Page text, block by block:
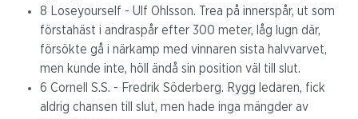
8 Loseyourself - Ulf Ohlsson. Trea på innerspår, ut som
förstahäst i andraspår efter 300 meter, låg lugn där,
försökte gå i närkamp med vinnaren sista halvvarvet,
men kunde inte, höll ändå sin position väl till slut.
6 Cornell S.S. - Fredrik Söderberg. Rygg ledaren, fick
aldrig chansen till slut, men hade inga mängder av